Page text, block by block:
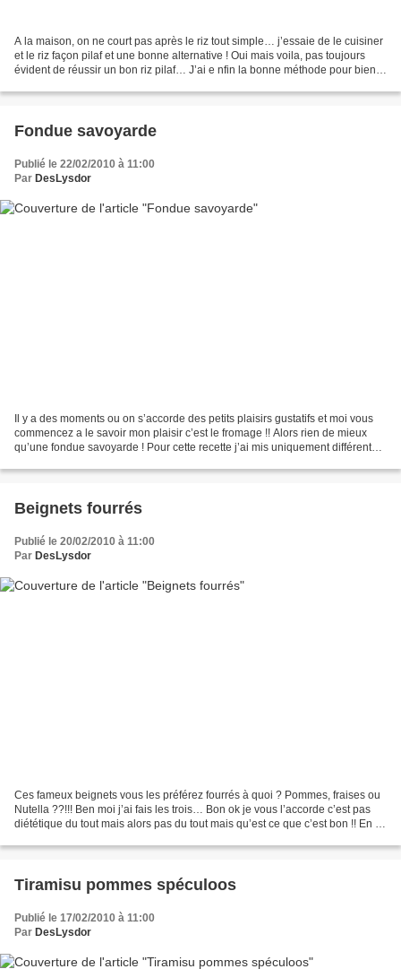
A la maison, on ne court pas après le riz tout simple… j’essaie de le cuisiner
et le riz façon pilaf et une bonne alternative ! Oui mais voila, pas toujours
évident de réussir un bon riz pilaf… J’ai e nfin la bonne méthode pour bien
Fondue savoyarde
Publié le 22/02/2010 à 11:00
Par DesLysdor
Il y a des moments ou on s’accorde des petits plaisirs gustatifs et moi vous
commencez a le savoir mon plaisir c’est le fromage !! Alors rien de mieux
qu’une fondue savoyarde ! Pour cette recette j’ai mis uniquement différents
Beignets fourrés
Publié le 20/02/2010 à 11:00
Par DesLysdor
Ces fameux beignets vous les préférez fourrés à quoi ? Pommes, fraises ou
Nutella ??!!! Ben moi j’ai fais les trois… Bon ok je vous l’accorde c’est pas
diététique du tout mais alors pas du tout mais qu’est ce que c’est bon !! En fin
Tiramisu pommes spéculoos
Publié le 17/02/2010 à 11:00
Par DesLysdor